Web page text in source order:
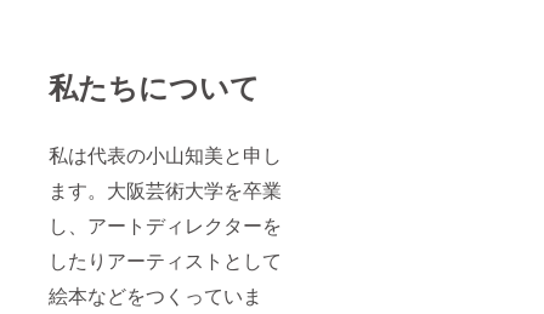
私たちについて
私は代表の小山知美と申し
ます。大阪芸術大学を卒業
し、アートディレクターを
したりアーティストとして
絵本などをつくっていま